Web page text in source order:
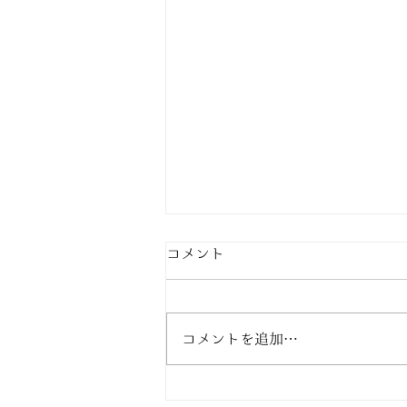
コメント
コメントを追加…